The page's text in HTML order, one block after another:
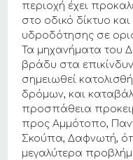
περιοχή έχει
στο οδικό δίκτυο
υδροδότησης σε
Τα μηχανήματα του
βράδυ στα
σημειωθεί
δρόμων, και
προσπάθεια
προς Αμμότοπο,
Σκούπα, Δαφνωτή,
μεγαλύτερα